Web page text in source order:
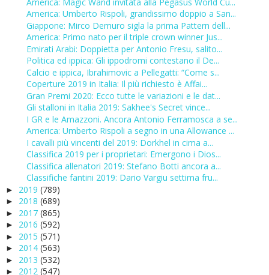
America: Umberto Rispoli, grandissimo doppio a San...
Giappone: Mirco Demuro sigla la prima Pattern dell...
America: Primo nato per il triple crown winner Jus...
Emirati Arabi: Doppietta per Antonio Fresu, salito...
Politica ed ippica: Gli ippodromi contestano il De...
Calcio e ippica, Ibrahimovic a Pellegatti: “Come s...
Coperture 2019 in Italia: Il più richiesto è Affai...
Gran Premi 2020: Ecco tutte le variazioni e le dat...
Gli stalloni in Italia 2019: Sakhee's Secret vince...
I GR e le Amazzoni. Ancora Antonio Ferramosca a se...
America: Umberto Rispoli a segno in una Allowance ...
I cavalli più vincenti del 2019: Dorkhel in cima a...
Classifica 2019 per i proprietari: Emergono i Dios...
Classifica allenatori 2019: Stefano Botti ancora a...
Classifiche fantini 2019: Dario Vargiu settima fru...
► 2019 (789)
► 2018 (689)
► 2017 (865)
► 2016 (592)
► 2015 (571)
► 2014 (563)
► 2013 (532)
► 2012 (547)